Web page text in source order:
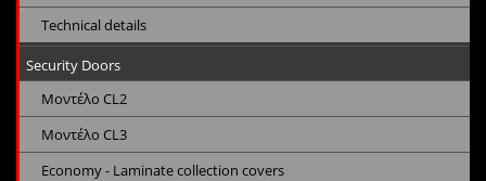
Technical details
Security Doors
Μοντέλο CL2
Μοντέλο CL3
Economy - Laminate collection covers